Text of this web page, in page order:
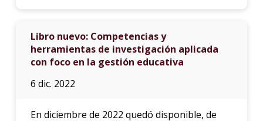
Libro nuevo: Competencias y
herramientas de investigación aplicada
con foco en la gestión educativa
6 dic. 2022
En diciembre de 2022 quedó disponible, de